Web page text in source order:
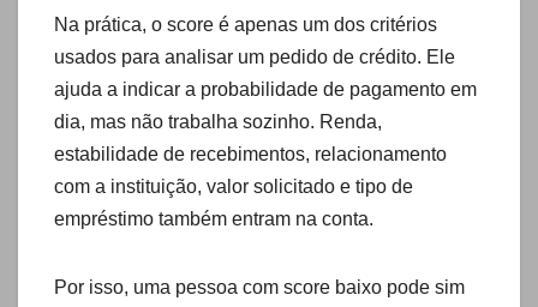
Na prática, o score é apenas um dos critérios
usados para analisar um pedido de crédito. Ele
ajuda a indicar a probabilidade de pagamento em
dia, mas não trabalha sozinho. Renda,
estabilidade de recebimentos, relacionamento
com a instituição, valor solicitado e tipo de
empréstimo também entram na conta.
Por isso, uma pessoa com score baixo pode sim